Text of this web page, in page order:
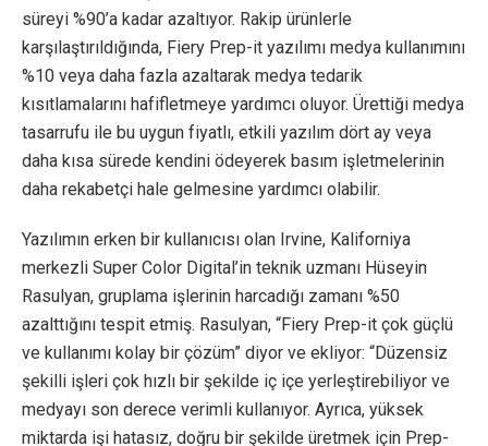
süreyi %90’a kadar azaltıyor. Rakip ürünlerle
karşılaştırıldığında, Fiery Prep-it yazılımı medya kullanımını
%10 veya daha fazla azaltarak medya tedarik
kısıtlamalarını hafifletmeye yardımcı oluyor. Ürettiği medya
tasarrufu ile bu uygun fiyatlı, etkili yazılım dört ay veya
daha kısa sürede kendini ödeyerek basım işletmelerinin
daha rekabetçi hale gelmesine yardımcı olabilir.
Yazılımın erken bir kullanıcısı olan Irvine, Kaliforniya
merkezli Super Color Digital’in teknik uzmanı Hüseyin
Rasulyan, gruplama işlerinin harcadığı zamanı %50
azalttığını tespit etmiş. Rasulyan, “Fiery Prep-it çok güçlü
ve kullanımı kolay bir çözüm” diyor ve ekliyor: “Düzensiz
şekilli işleri çok hızlı bir şekilde iç içe yerleştirebiliyor ve
medyayı son derece verimli kullanıyor. Ayrıca, yüksek
miktarda işi hatasız, doğru bir şekilde üretmek için Prep-